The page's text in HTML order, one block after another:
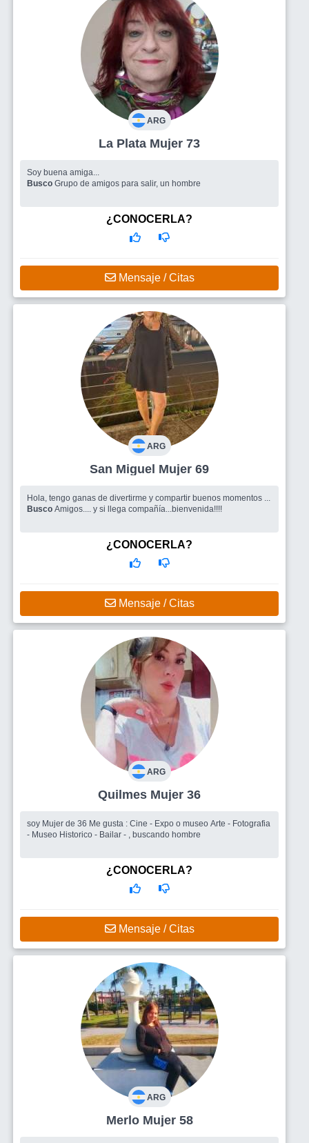
ARG
La Plata Mujer 73
Soy buena amiga...
Busco Grupo de amigos para salir, un hombre
¿CONOCERLA?
Mensaje / Citas
ARG
San Miguel Mujer 69
Hola, tengo ganas de divertirme y compartir buenos momentos ...
Busco Amigos.... y si llega compañía...bienvenida!!!!
¿CONOCERLA?
Mensaje / Citas
ARG
Quilmes Mujer 36
soy Mujer de 36 Me gusta : Cine - Expo o museo Arte - Fotografia
- Museo Historico - Bailar - , buscando hombre
¿CONOCERLA?
Mensaje / Citas
ARG
Merlo Mujer 58